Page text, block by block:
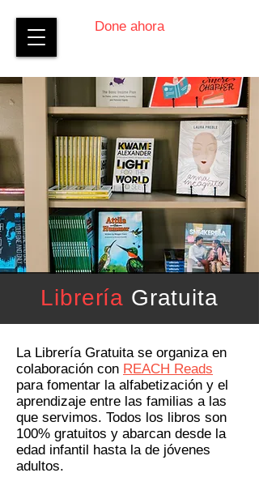
Done ahora
Librería Gratuita
La Librería Gratuita se organiza en
colaboración con REACH Reads
para fomentar la alfabetización y el
aprendizaje entre las familias a las
que servimos. Todos los libros son
100% gratuitos y abarcan desde la
edad infantil hasta la de jóvenes
adultos.